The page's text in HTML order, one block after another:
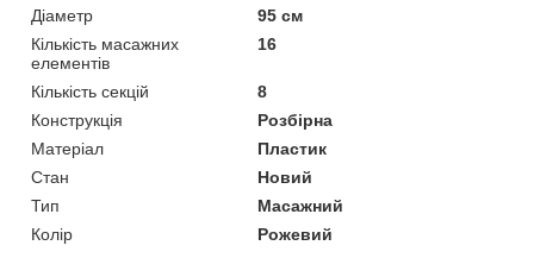
Діаметр
95 см
Кількість масажних
елементів
16
Кількість секцій
8
Конструкція
Розбірна
Матеріал
Пластик
Стан
Новий
Тип
Масажний
Колір
Рожевий